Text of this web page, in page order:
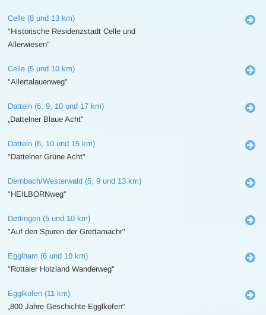
Celle (8 und 13 km)
"Historische Residenzstadt Celle und
Allerwiesen"
Celle (5 und 10 km)
"Allertalauenweg"
Datteln (6, 9, 10 und 17 km)
„Dattelner Blaue Acht"
Datteln (6, 10 und 15 km)
"Dattelner Grüne Acht"
Dernbach/Westerwald (5, 9 und 13 km)
"HEILBORNweg"
Dettingen (5 und 10 km)
"Auf den Spuren der Grettamachr"
Egglham (6 und 10 km)
"Rottaler Holzland Wanderweg"
Egglkofen (11 km)
„800 Jahre Geschichte Egglkofen“